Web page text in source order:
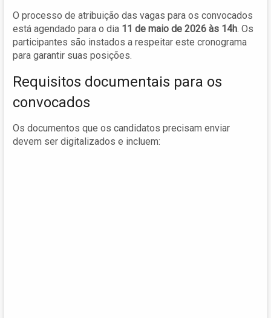
O processo de atribuição das vagas para os convocados
está agendado para o dia 11 de maio de 2026 às 14h. Os
participantes são instados a respeitar este cronograma
para garantir suas posições.
Requisitos documentais para os
convocados
Os documentos que os candidatos precisam enviar
devem ser digitalizados e incluem: